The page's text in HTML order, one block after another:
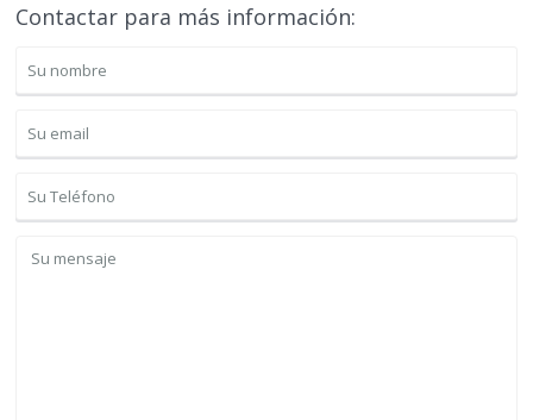
Contactar para más información: